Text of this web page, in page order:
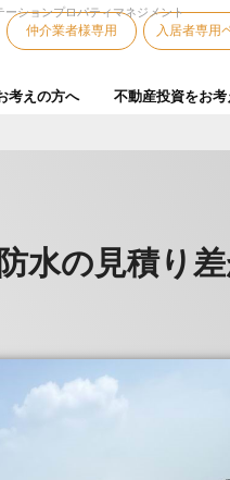
ションプロパティマネジメント
仲介業者様専用 入居者専用
考えの方へ 不動産投資をお
水の見積り